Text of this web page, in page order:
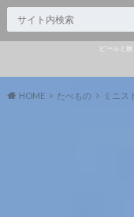
ビールと
HOME たべもの ミニス